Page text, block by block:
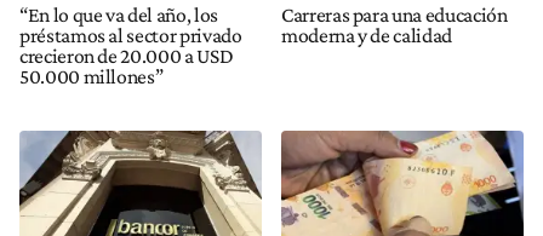
“En lo que va del año, los
préstamos al sector privado
crecieron de 20.000 a USD
50.000 millones”
Carreras para una educación
moderna y de calidad